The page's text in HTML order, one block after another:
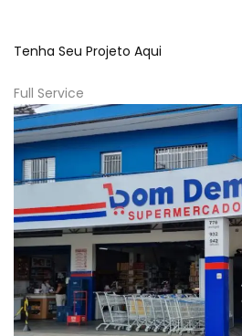
Tenha Seu Projeto Aqui
Full Service